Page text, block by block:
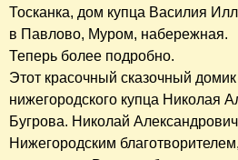
Тосканка, дом купца Василия
в Павлово, Муром, набережная.
Теперь более подробно.
Этот красочный сказочный
нижегородского купца Николая
Бугрова. Николай
Нижегородским